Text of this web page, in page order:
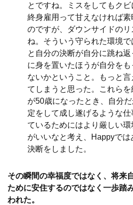
とですね。ミスをしてもクビ
終身雇用って甘えなければ
のですが、ダウンサイドの
ね。そういう守られた環境
と自分の決断が自分に跳ね
に身を置いたほうが自分を
ないかということ。もっと言
てしまうと思った。これら
が50歳になったとき、自分
定をして成し遂げるような
ているためにはより厳しい
がいいなと考え、Happyで
決断をしました。
その瞬間の幸福度ではなく、将来
ために安住するのではなく一歩踏
われた。